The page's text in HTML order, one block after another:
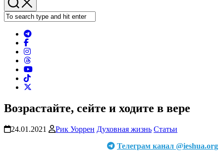
Возрастайте, сейте и ходите в вере
24.01.2021 Рик Уоррен Духовная жизнь Статьи
Телеграм канал @ieshua.org